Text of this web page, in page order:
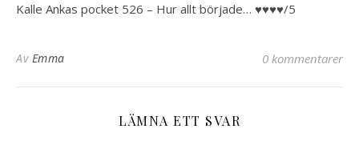
Kalle Ankas pocket 526 – Hur allt började… ♥♥♥♥/5
Av Emma 0 kommentarer
LÄMNA ETT SVAR